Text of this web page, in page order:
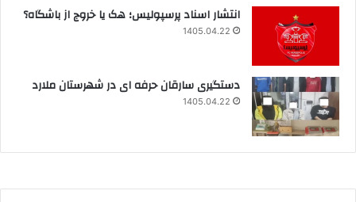
انتشار اسناد پرسپولیس؛ هک یا خروج از باشگاه؟
1405.04.22
دستگیری سارقان حرفه ای در شهرستان ملارد
1405.04.22